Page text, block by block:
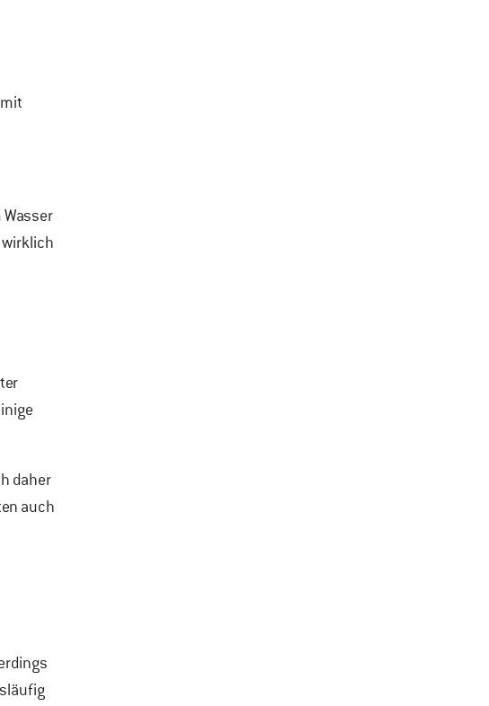
wirklich
daher
auch